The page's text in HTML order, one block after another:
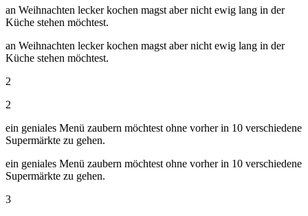
an Weihnachten lecker kochen magst aber nicht ewig lang in der
Küche stehen möchtest.
an Weihnachten lecker kochen magst aber nicht ewig lang in der
Küche stehen möchtest.
2
2
ein geniales Menü zaubern möchtest ohne vorher in 10 verschiedene
Supermärkte zu gehen.
ein geniales Menü zaubern möchtest ohne vorher in 10 verschiedene
Supermärkte zu gehen.
3